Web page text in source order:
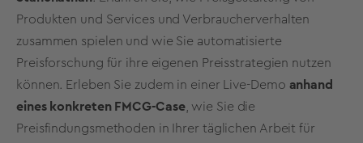
Produkten und Services und Verbraucherverhalten
zusammen spielen und wie Sie automatisierte
Preisforschung für ihre eigenen Preisstrategien nutzen
können. Erleben Sie zudem in einer Live-Demo anhand
eines konkreten FMCG-Case, wie Sie die
Preisfindungsmethoden in Ihrer täglichen Arbeit für